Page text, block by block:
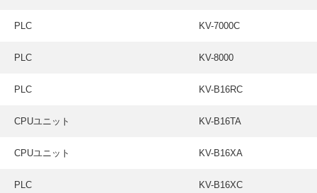
PLC KV-7000C
PLC KV-8000
PLC KV-B16RC
CPUユニット KV-B16TA
CPUユニット KV-B16XA
PLC KV-B16XC